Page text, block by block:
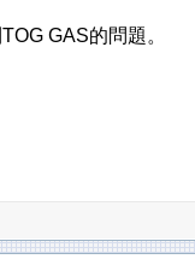
GAS的問題。